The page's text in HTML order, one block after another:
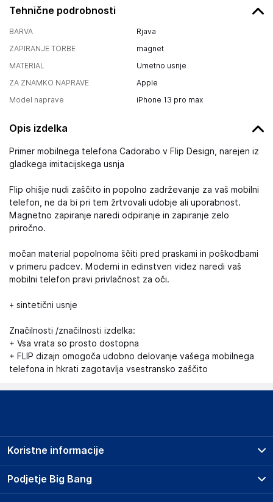
Tehnične podrobnosti
BARVA
Rjava
ZAPIRANJE TORBE
magnet
MATERIAL
Umetno usnje
ZA ZNAMKO NAPRAVE
Apple
Model naprave
iPhone 13 pro max
Opis izdelka
Primer mobilnega telefona Cadorabo v Flip Design, narejen iz
gladkega imitacijskega usnja
Flip ohišje nudi zaščito in popolno zadrževanje za vaš mobilni
telefon, ne da bi pri tem žrtvovali udobje ali uporabnost.
Magnetno zapiranje naredi odpiranje in zapiranje zelo
priročno.
močan material popolnoma ščiti pred praskami in poškodbami
v primeru padcev. Moderni in edinstven videz naredi vaš
mobilni telefon pravi privlačnost za oči.
+ sintetični usnje
Značilnosti /značilnosti izdelka:
+ Vsa vrata so prosto dostopna
+ FLIP dizajn omogoča udobno delovanje vašega mobilnega
telefona in hkrati zagotavlja vsestransko zaščito
Podjetje Big Bang
Koristne informacije
Prodajna mesta